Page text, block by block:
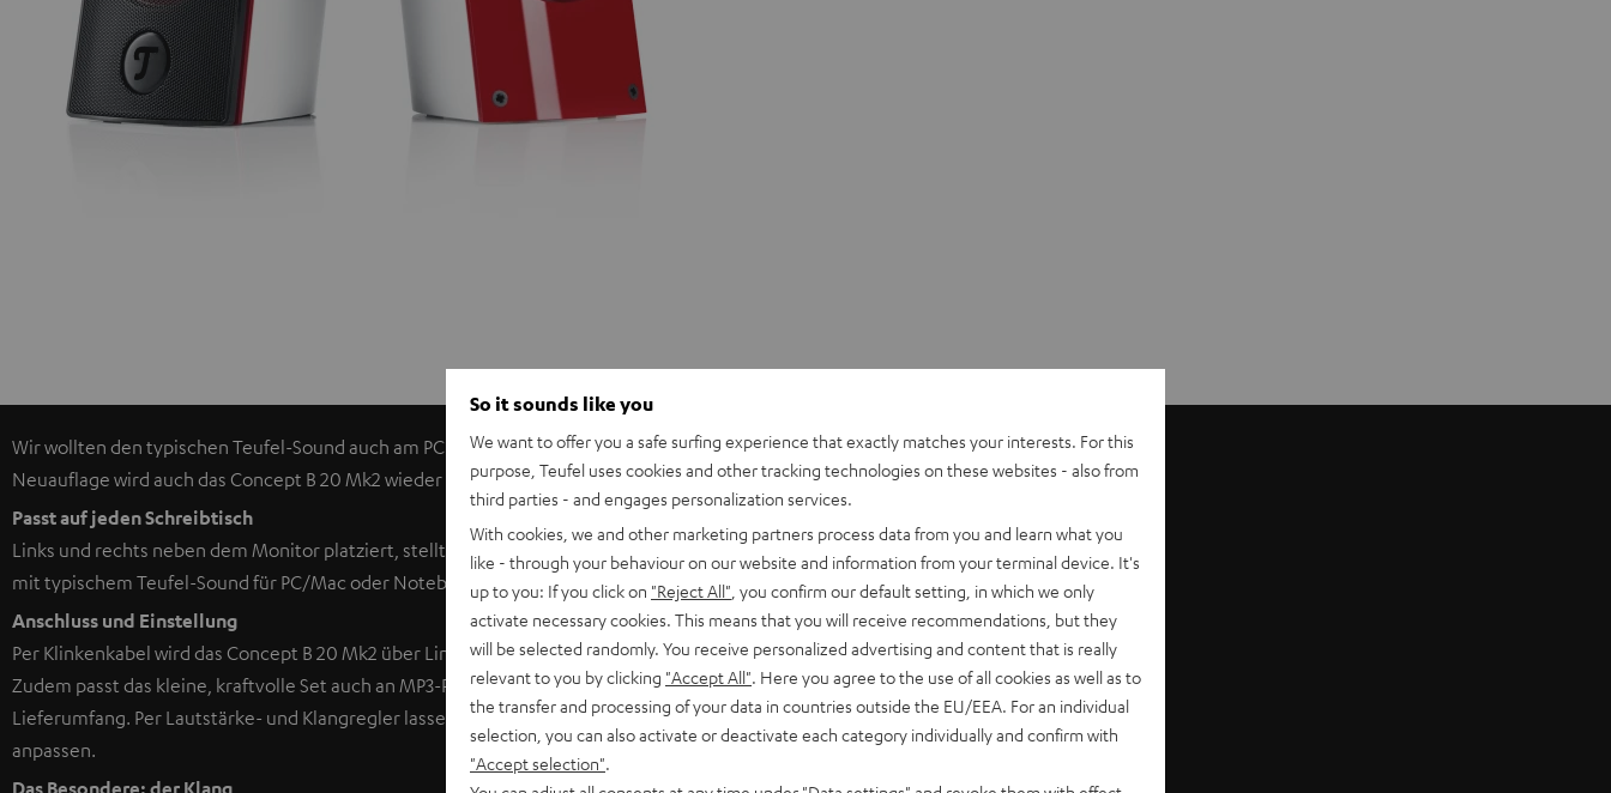
Wir wollten den typischen Teufel-Sound auch am PC verwirklichen – mit bestem Preis/Klangverhältnis. In verbesserter
Neuauflage wird auch das Concept B 20 Mk2 wieder viele Kunden begeistern.
Passt auf jeden Schreibtisch
Links und rechts neben dem Monitor platziert, stellt das Concept B 20 Mk2 die einfachste und günstigste Klangverbesserung
mit typischem Teufel-Sound für PC/Mac oder Notebook dar.
Anschluss und Einstellung
Per Klinkenkabel wird das Concept B 20 Mk2 über Line-Out oder Kopfhörer-Out mit PC/Mac oder Notebook verbunden.
Zudem passt das kleine, kraftvolle Set auch an MP3-Player, Smartphone oder Tablet. Das Anschlusskabel gehört natürlich zum
Lieferumfang. Per Lautstärke- und Klangregler lassen sich die Lautsprecher optimal an die individuellen Sound-Bedürfnisse
anpassen.
Das Besondere: der Klang
So it sounds like you
We want to offer you a safe surfing experience that exactly matches your interests. For this
purpose, Teufel uses cookies and other tracking technologies on these websites - also from
third parties - and engages personalization services.
With cookies, we and other marketing partners process data from you and learn what you
like - through your behaviour on our website and information from your terminal device. It's
up to you: If you click on "Reject All" , you confirm our default setting, in which we only
activate necessary cookies. This means that you will receive recommendations, but they
will be selected randomly. You receive personalized advertising and content that is really
relevant to you by clicking "Accept All" . Here you agree to the use of all cookies as well as to
the transfer and processing of your data in countries outside the EU/EEA. For an individual
selection, you can also activate or deactivate each category individually and confirm with
"Accept selection"